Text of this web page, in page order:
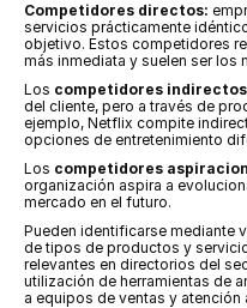
Competidores directos:
servicios prácticamente
objetivo. Estos competidores
más inmediata y suelen ser los
Los competidores indirectos
del cliente, pero a través de
ejemplo, Netflix compite
opciones de entretenimiento
Los competidores
organización aspira a
mercado en el futuro.
Pueden identificarse mediante
de tipos de productos y
relevantes en directorios del
utilización de herramientas de
a equipos de ventas y atención